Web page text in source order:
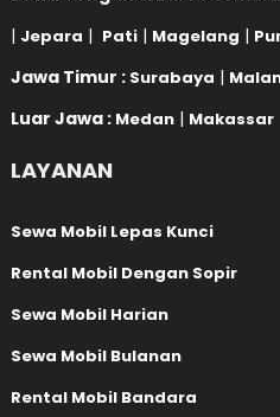
| Jepara | Pati | Magelang |
Jawa Timur : Surabaya |
Luar Jawa : Medan | Makassar
LAYANAN
Sewa Mobil Lepas Kunci
Rental Mobil Dengan Sopir
Sewa Mobil Harian
Sewa Mobil Bulanan
Rental Mobil Bandara